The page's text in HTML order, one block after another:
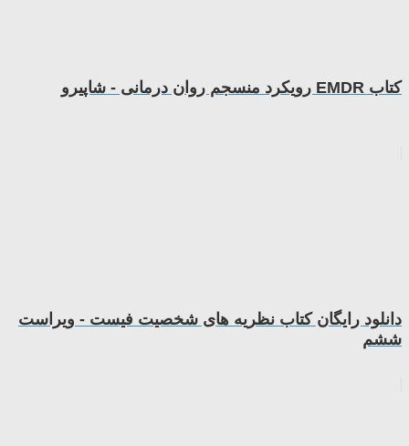
کتاب EMDR رویکرد منسجم روان درمانی - شاپیرو
دانلود رایگان کتاب نظریه های شخصیت فیست - ویراست
ششم